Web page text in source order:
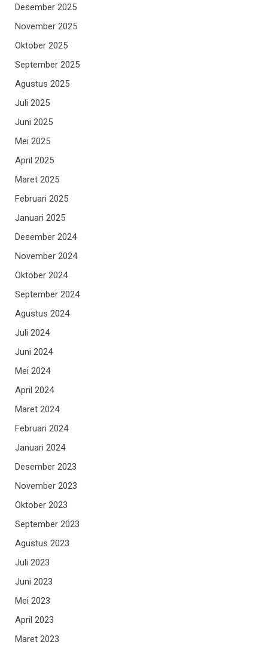
Desember 2025
November 2025
Oktober 2025
September 2025
Agustus 2025
Juli 2025
Juni 2025
Mei 2025
April 2025
Maret 2025
Februari 2025
Januari 2025
Desember 2024
November 2024
Oktober 2024
September 2024
Agustus 2024
Juli 2024
Juni 2024
Mei 2024
April 2024
Maret 2024
Februari 2024
Januari 2024
Desember 2023
November 2023
Oktober 2023
September 2023
Agustus 2023
Juli 2023
Juni 2023
Mei 2023
April 2023
Maret 2023